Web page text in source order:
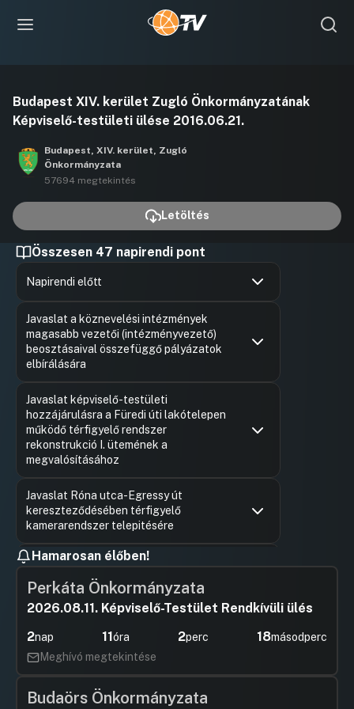
lejátszása
Budapest XIV. kerület Zugló Önkormányzatának
Képviselő-testületi ülése 2016.06.21.
Budapest, XIV. kerület, Zugló
Önkormányzata
57694 megtekintés
Letöltés
Összesen 47 napirendi pont
Napirendi előtt
Javaslat a köznevelési intézmények
magasabb vezetői (intézményvezető)
beosztásaival összefüggő pályázatok
elbírálására
Javaslat képviselő-testületi
hozzájárulásra a Füredi úti lakótelepen
működő térfigyelő rendszer
rekonstrukció I. ütemének a
megvalósításához
Javaslat Róna utca-Egressy út
kereszteződésében térfigyelő
kamerarendszer telepitésére
HozzászólásokUgrás a napirendi pontra
Javaslat Budapest Főváros XIV. Kerület
Zugló Önkormányzata
Képviselőtestületének a 2016. évi
költségvetésről szóló 17/2016. (III. 04.)
Pécsi
Javaslat az önkormányzat testnevelés
és sportfeladatairól, a helyi testnevelés
és a sporttevékenység támogatásáról
szóló 17/2010. (V. 25.) önkormányzati
Hamarosan élőben!
Perkáta Önkormányzata
2026.08.11. Képviselő-Testület Rendkívüli ülés
2nap 11óra 2perc 18másodperc
Meghívó megtekintése
Budaörs Önkormányzata